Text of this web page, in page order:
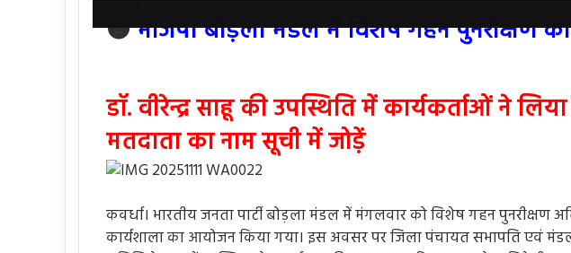
via
Email
🟠भाजपा बोड़ला मंडल में विशेष गहन पुनरीक्षण
डॉ. वीरेन्द्र साहू की उपस्थिति में कार्यकर्ताओं ने
मतदाता का नाम सूची में जोड़ें
कवर्धा। भारतीय जनता पार्टी बोड़ला मंडल में मंगलवार को विशेष गहन पुनरीक्षण
कार्यशाला का आयोजन किया गया। इस अवसर पर जिला पंचायत सभापति एवं मंडल